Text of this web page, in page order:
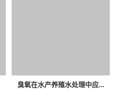
臭氧在水产养殖水处理中应...